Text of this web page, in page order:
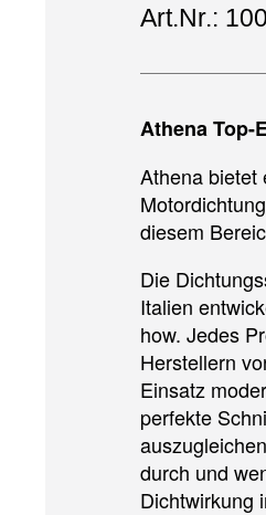
Art.Nr.:
Athena Top-
Athena bietet
diesem
Die
Italien
how. Jedes
Herstellern
Einsatz
perfekte
durch und
Dichtwirkung